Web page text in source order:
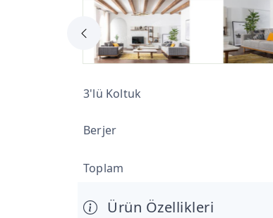
3'lü Koltuk
Berjer
Toplam
Ürün Özellikleri